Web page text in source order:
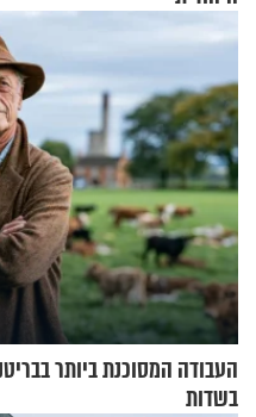
העבודה המסוכנת ביותר
בשדות